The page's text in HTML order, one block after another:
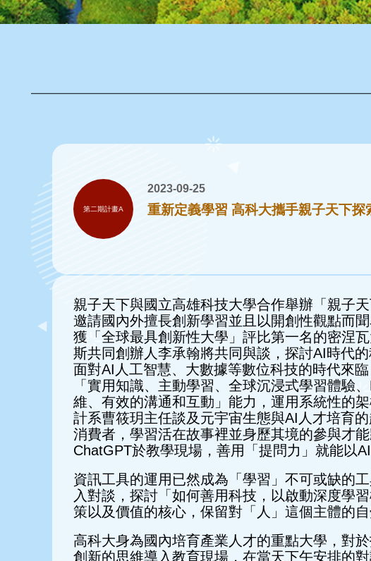
第二期計畫A
2023-09-25
重新定義學習 高科大攜手親子天下
親子天下與國立高雄科技大學合作舉辦「親子
邀請國內外擅長創新學習並且以開創性觀點而
獲「全球最具創新性大學」評比第一名的密涅
斯共同創辦人李承翰將共同與談，探討AI時代的
面對AI人工智慧、大數據等數位科技的時代來
「實用知識、主動學習、全球沉浸式學習體驗
維、有效的溝通和互動」能力，運用系統性的
計系曹筱玥主任談及元宇宙生態與AI人才培育
消費者，學習活在故事裡並身歷其境的參與才
ChatGPT於教學現場，善用「提問力」就能以
資訊工具的運用已然成為「學習」不可或缺的
入對談，探討「如何善用科技，以啟動深度學
策以及價值的核心，保留對「人」這個主體的
高科大身為國內培育產業人才的重點大學，對
創新的思維導入教育現場，在當天下午安排的